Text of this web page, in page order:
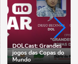
DOLCast: Grandes
jogos das Copas do
Mundo